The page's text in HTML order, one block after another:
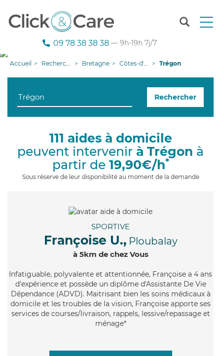
T
n
g
09 78 38 38 38 — 9h-19h 7j/7
Accueil Recherche aide à domicile Bretagne Côtes-d'armor Trégon
Rechercher
111 aides à domicile
peuvent intervenir à Trégon à
partir de 19,90€/h*
Sous réserve de leur disponibilité au moment de la demande
SPORTIVE
Françoise U., Ploubalay
à 5km de chez Vous
Infatiguable, polyvalente et attentionnée, Françoise a 4 ans
d'expérience et possède un diplôme d'Assistante De Vie
Dépendance (ADVD). Maitrisant bien les soins médicaux à
domicile et les troubles de la vision, Françoise apporte ses
services de courses/livraison, rappels, lessive/repassage et
ménage*